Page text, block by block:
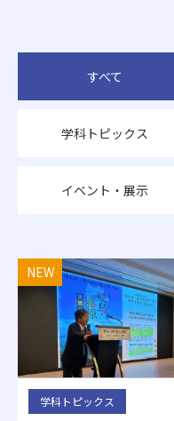
すべて
学科トピックス
イベント・展示
学科トピックス
NEW